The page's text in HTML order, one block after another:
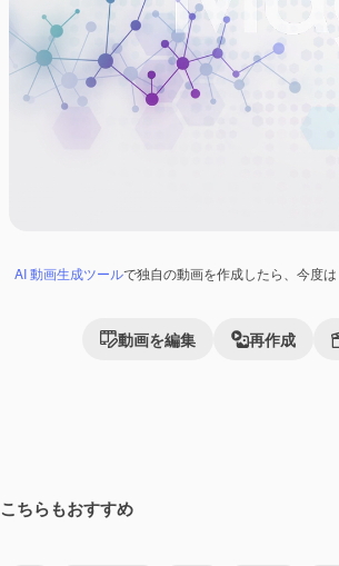
AI 動画生成ツールで独自の動画を作成したら、今度は
動画を編集 再作成
こちらもおすすめ